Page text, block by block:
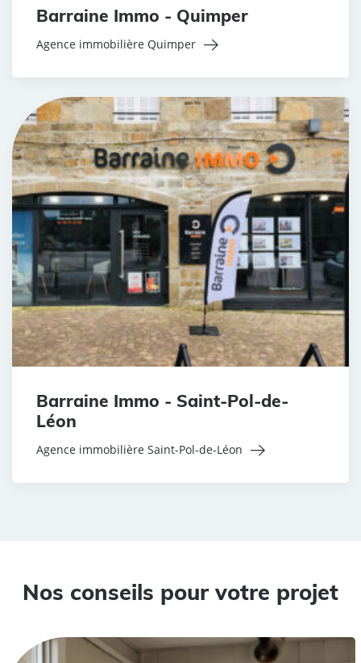
Barraine Immo - Quimper
Agence immobilière Quimper
Barraine Immo - Saint-Pol-de-
Léon
Agence immobilière Saint-Pol-de-Léon
Nos conseils pour votre projet